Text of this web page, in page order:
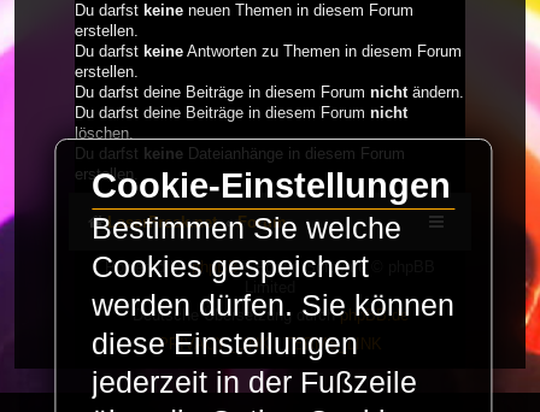
Du darfst keine neuen Themen in diesem Forum
erstellen.
Du darfst keine Antworten zu Themen in diesem Forum
erstellen.
Du darfst deine Beiträge in diesem Forum nichtändern.
Du darfst deine Beiträge in diesem Forum nicht
löschen.
Du darfst keine Dateianhänge in diesem Forum
erstellen.
LaserFreak.net Forum
Powered byphpBB® Forum Software © phpBB
Limited
Deutsche Übersetzung durchphpBB.de
PRIVACY_LINK
TERMS_LINK
Cookie-Einstellungen
Bestimmen Sie welche
Cookies gespeichert
werden dürfen. Sie können
diese Einstellungen
jederzeit in der Fußzeile